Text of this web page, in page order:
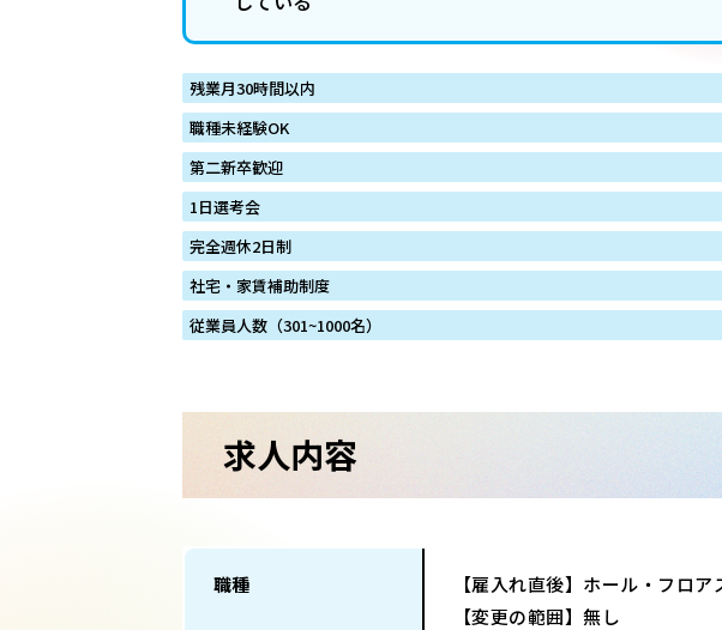
残業月30時間以内
職種未経験OK
第二新卒歓迎
1日選考会
完全週休2日制
社宅・家賃補助制度
従業員人数（301~1000名）
求人内容
職種
【雇入れ直後】ホール・フロア
【変更の範囲】無し